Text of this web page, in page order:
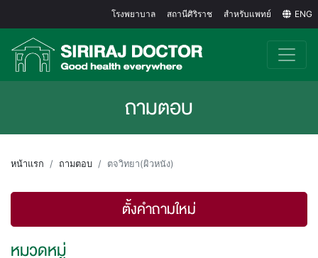
โรงพยาบาล สถานีศิริราช สำหรับแพทย์ ENG
ถามตอบ
หน้าแรก ถามตอบ ตจวิทยา(ผิวหนัง)
ตั้งคำถามใหม่
หมวดหมู่